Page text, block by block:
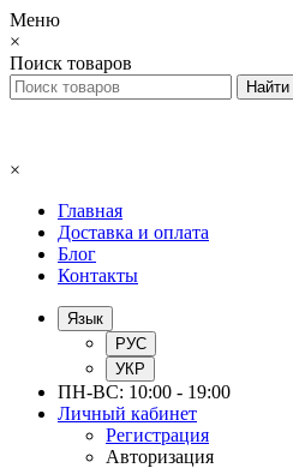
Меню
×
Поиск товаров
×
Главная
Доставка и оплата
Блог
Контакты
Язык
РУС
УКР
ПН-ВС: 10:00 - 19:00
Личный кабинет
Регистрация
Авторизация